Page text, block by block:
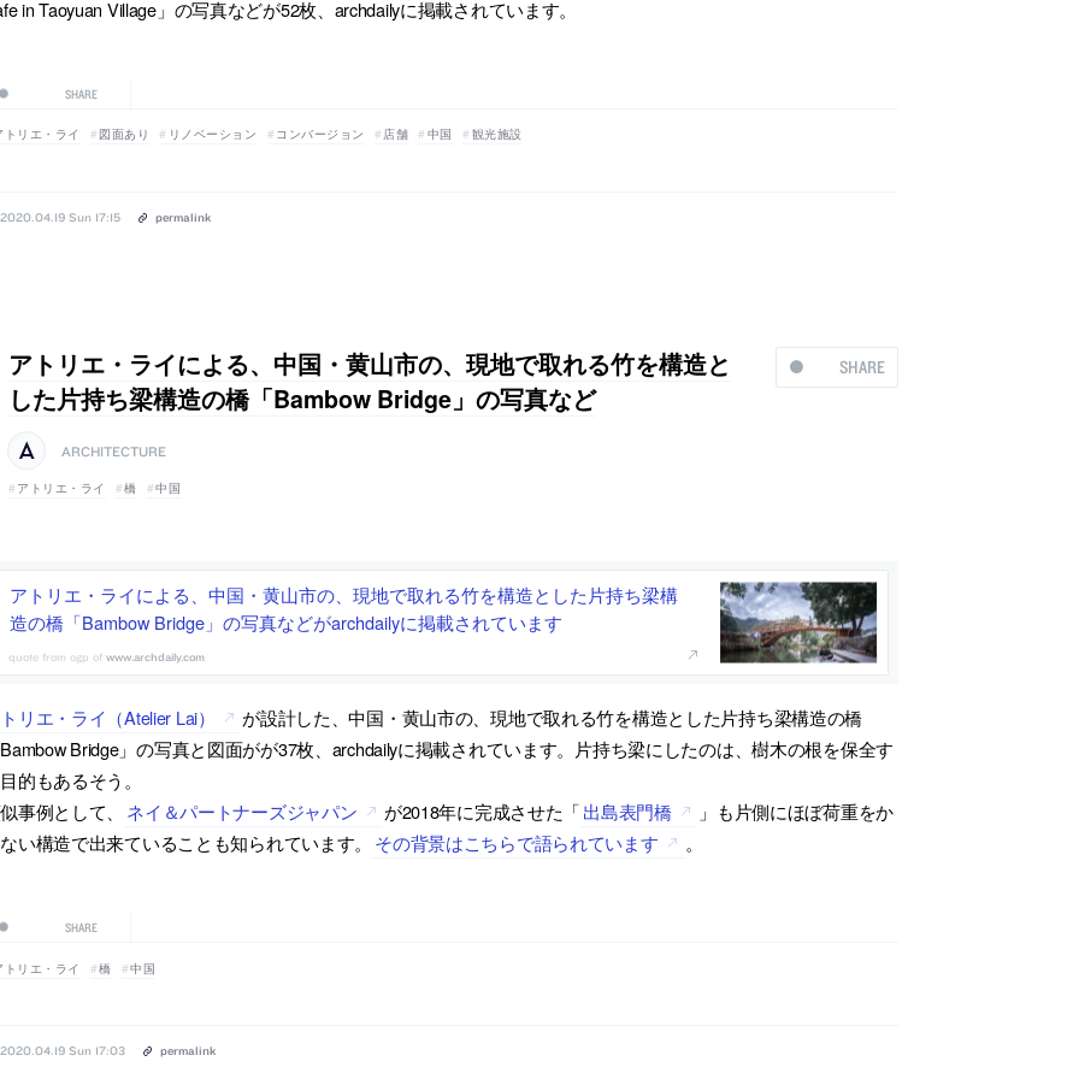
in Taoyuan Village」の写真などが52枚、archdailyに掲載されています。
SHARE
トリエ・ライ 図面あり リノベーション コンバージョン 店舗 中国 観光施設
2020.04.19 Sun 17:15 permalink
SHARE
アトリエ・ライによる、中国・黄山市の、現地で取れる竹を構造と
した片持ち梁構造の橋「Bambow Bridge」の写真など
ARCHITECTURE
アトリエ・ライ 橋 中国
アトリエ・ライによる、中国・黄山市の、現地で取れる竹を構造とした片持ち梁構
造の橋「Bambow Bridge」の写真などがarchdailyに掲載されています
www.archdaily.com
リエ・ライ（Atelier Lai）
が設計した、中国・黄山市の、現地で取れる竹を構造とした片持ち梁構造の橋
Bridge」の写真と図面がが37枚、archdailyに掲載されています。片持ち梁にしたのは、樹木の根を保全す
的もあるそう。
事例として、
ネイ＆パートナーズジャパン が2018年に完成させた「出島表門橋
」も片側にほぼ荷重をか
い構造で出来ていることも知られています。
その背景はこちらで語られています 。
SHARE
トリエ・ライ 橋 中国
2020.04.19 Sun 17:03 permalink